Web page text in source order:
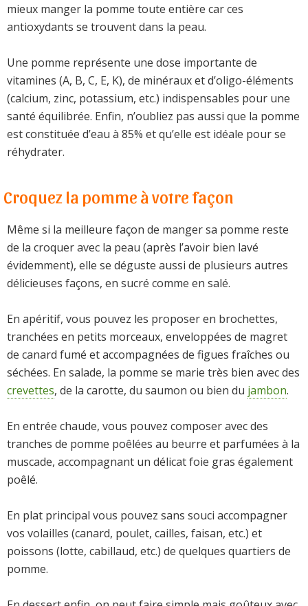
mieux manger la pomme toute entière car ces
antioxydants se trouvent dans la peau.
Une pomme représente une dose importante de
vitamines (A, B, C, E, K), de minéraux et d’oligo-éléments
(calcium, zinc, potassium, etc.) indispensables pour une
santé équilibrée. Enfin, n’oubliez pas aussi que la pomme
est constituée d’eau à 85% et qu’elle est idéale pour se
réhydrater.
Croquez la pomme à votre façon
Même si la meilleure façon de manger sa pomme reste
de la croquer avec la peau (après l’avoir bien lavé
évidemment), elle se déguste aussi de plusieurs autres
délicieuses façons, en sucré comme en salé.
En apéritif, vous pouvez les proposer en brochettes,
tranchées en petits morceaux, enveloppées de magret
de canard fumé et accompagnées de figues fraîches ou
séchées. En salade, la pomme se marie très bien avec des
crevettes, de la carotte, du saumon ou bien du jambon.
En entrée chaude, vous pouvez composer avec des
tranches de pomme poêlées au beurre et parfumées à la
muscade, accompagnant un délicat foie gras également
poêlé.
En plat principal vous pouvez sans souci accompagner
vos volailles (canard, poulet, cailles, faisan, etc.) et
poissons (lotte, cabillaud, etc.) de quelques quartiers de
pomme.